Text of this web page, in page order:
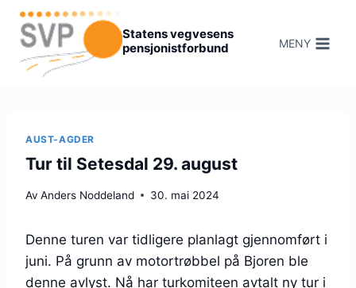
Hopp
innhold
Statens vegvesens
pensjonistforbund
MENY
AUST-AGDER
Tur til Setesdal 29. august
Av Anders Noddeland 30. mai 2024
Denne turen var tidligere planlagt gjennomført i
juni. På grunn av motortrøbbel på Bjoren ble
denne avlyst. Nå har turkomiteen avtalt ny tur i